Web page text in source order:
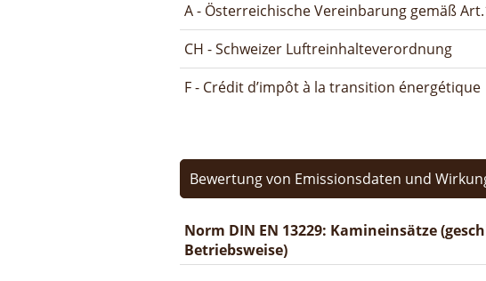
A - Österreichische Vereinbarung gemäß
CH - Schweizer Luftreinhalteverordnung
F - Crédit d’impôt à la transition énergétique
Bewertung von Emissionsdaten und
Norm DIN EN 13229: Kamineinsätze
Betriebsweise)